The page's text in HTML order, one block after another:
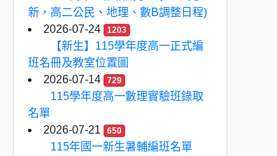
新，高二公民、地理、數B調整日程)
2026-07-24
1203
【新生】115學年度高一正式編
班名冊及教室位置圖
2026-07-14
729
115學年度高一數理實驗班錄取
名單
2026-07-21
650
115年國一新生暑輔編班名單